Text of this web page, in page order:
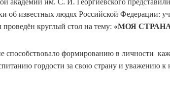
академии им. С. И. Георгиевского
об известных людях Российской Федерации:
круглый стол на тему: «МОЯ
способствовало формированию в личности
гордости за свою страну и уважению к